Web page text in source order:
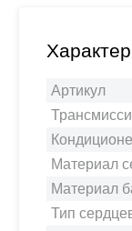
Артикул
Материал
Материал
Тип